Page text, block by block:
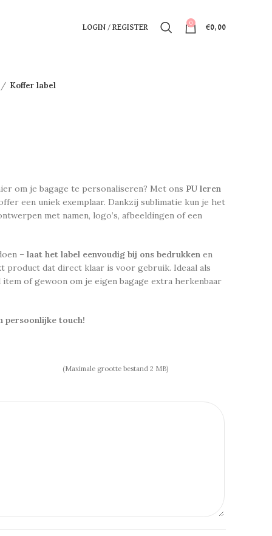
LOGIN / REGISTER
0
€0,00
Koffer label
om je bagage te personaliseren? Met ons PU leren
een uniek exemplaar. Dankzij sublimatie kun je het
met namen, logo’s, afbeeldingen of een
– laat het label eenvoudig bij ons bedrukken en
product dat direct klaar is voor gebruik. Ideaal als
of gewoon om je eigen bagage extra herkenbaar
persoonlijke touch!
(Maximale grootte bestand 2 MB)